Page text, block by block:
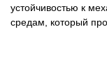
устойчивостью к
средам, который